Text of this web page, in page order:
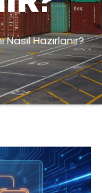
Hazırlanır?